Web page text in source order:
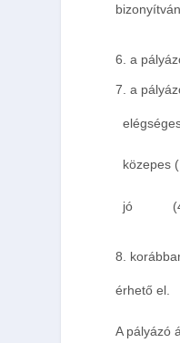
a
a
közepes
jó
érhető el.
A pályázó